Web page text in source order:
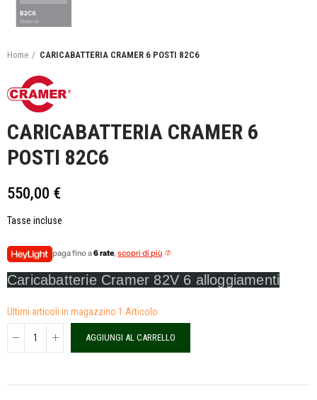
Home CARICABATTERIA CRAMER 6 POSTI 82C6
CARICABATTERIA CRAMER 6
POSTI 82C6
550,00 €
Tasse incluse
paga fino a6 rate, scopri di più
Caricabatterie Cramer 82V 6 alloggiamenti
Ultimi articoli in magazzino 1 Articolo
AGGIUNGI AL CARRELLO